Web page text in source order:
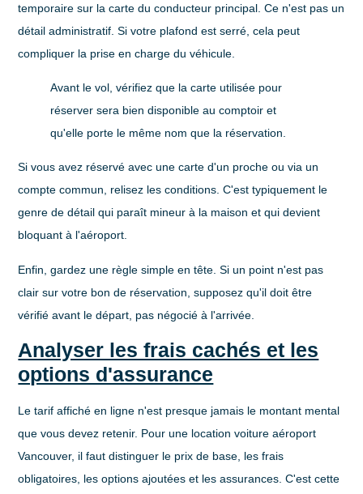
temporaire sur la carte du conducteur principal. Ce n'est pas un
détail administratif. Si votre plafond est serré, cela peut
compliquer la prise en charge du véhicule.
Avant le vol, vérifiez que la carte utilisée pour
réserver sera bien disponible au comptoir et
qu'elle porte le même nom que la réservation.
Si vous avez réservé avec une carte d'un proche ou via un
compte commun, relisez les conditions. C'est typiquement le
genre de détail qui paraît mineur à la maison et qui devient
bloquant à l'aéroport.
Enfin, gardez une règle simple en tête. Si un point n'est pas
clair sur votre bon de réservation, supposez qu'il doit être
vérifié avant le départ, pas négocié à l'arrivée.
Analyser les frais cachés et les
options d'assurance
Le tarif affiché en ligne n'est presque jamais le montant mental
que vous devez retenir. Pour une location voiture aéroport
Vancouver, il faut distinguer le prix de base , lesfrais
obligatoires , lesoptions ajoutées et lesassurances . C'est cette